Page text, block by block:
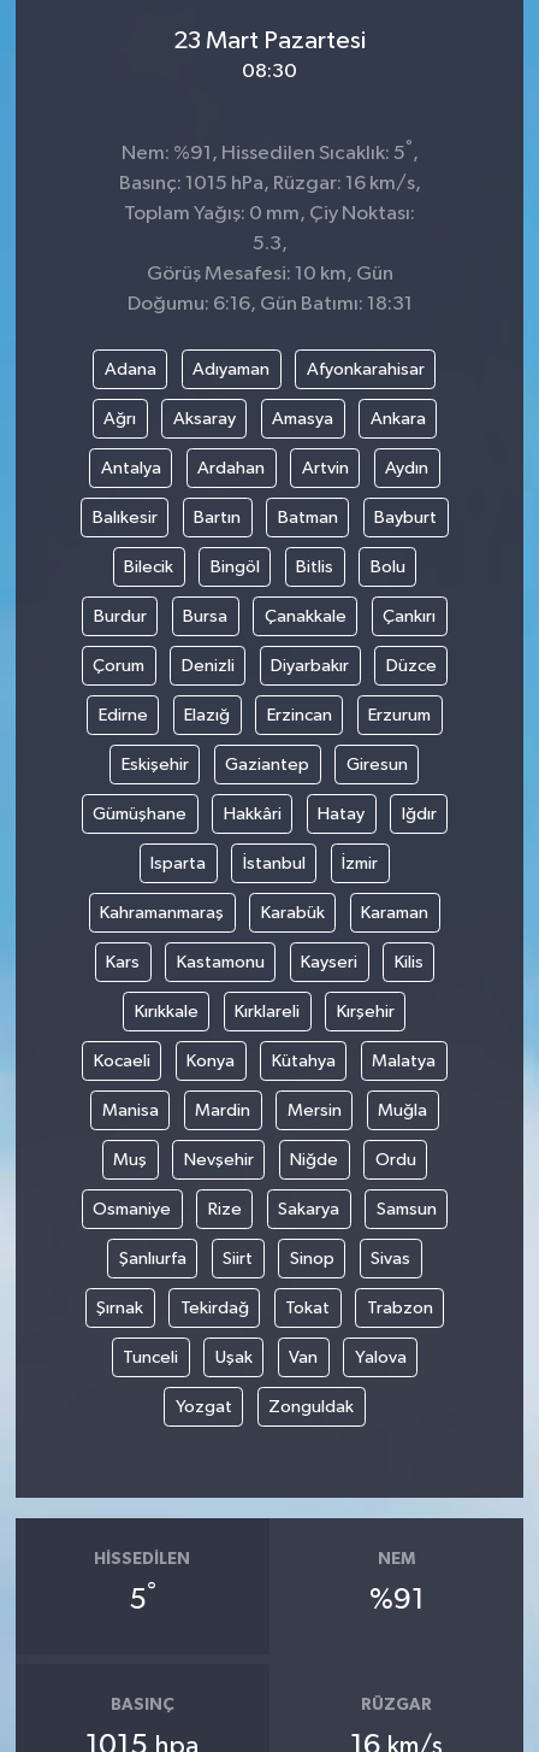
23 Mart Pazartesi
08:30
Nem: %91, Hissedilen Sıcaklık: 5° ,
Basınç: 1015 hPa, Rüzgar: 16 km/s,
Toplam Yağış: 0 mm, Çiy Noktası:
5.3,
Görüş Mesafesi: 10 km, Gün
Doğumu: 6:16, Gün Batımı: 18:31
Adana Adıyaman Afyonkarahisar
Ağrı Aksaray Amasya Ankara
Antalya Ardahan Artvin Aydın
Balıkesir Bartın Batman Bayburt
Bilecik Bingöl Bitlis Bolu
Burdur Bursa Çanakkale Çankırı
Çorum Denizli Diyarbakır Düzce
Edirne Elazığ Erzincan Erzurum
Eskişehir Gaziantep Giresun
Gümüşhane Hakkâri Hatay Iğdır
Isparta İstanbul İzmir
Kahramanmaraş Karabük Karaman
Kars Kastamonu Kayseri Kilis
Kırıkkale Kırklareli Kırşehir
Kocaeli Konya Kütahya Malatya
Manisa Mardin Mersin Muğla
Muş Nevşehir Niğde Ordu
Osmaniye Rize Sakarya Samsun
Şanlıurfa Siirt Sinop Sivas
Şırnak Tekirdağ Tokat Trabzon
Tunceli Uşak Van Yalova
Yozgat Zonguldak
HISSEDILEN
5°
NEM
%91
BASINÇ RÜZGAR